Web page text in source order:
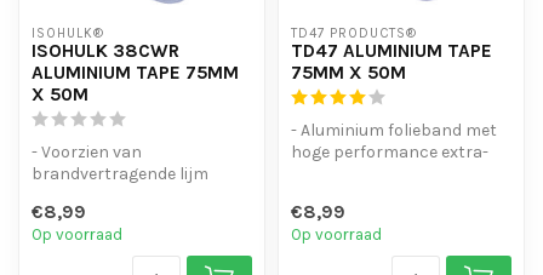
ISOHULK®
ISOHULK 38CWR
ALUMINIUM TAPE 75MM
X 50M
- Voorzien van
brandvertragende lijm
Stuurwielcertificaat
- Pro...
€8,99
Op voorraad
TD47 PRODUCTS®
TD47 ALUMINIUM TAPE
75MM X 50M
- Aluminium folieband met
hoge performance extra-
€8,99
Op voorraad